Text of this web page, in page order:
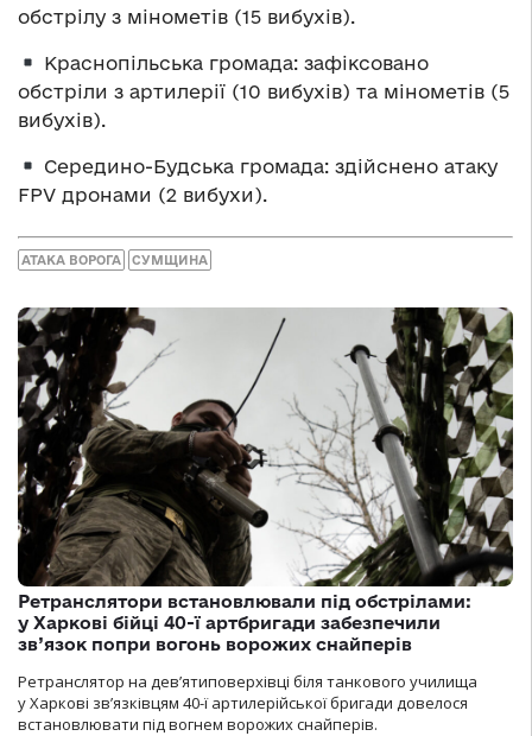
обстрілу з мінометів (15 вибухів).
Краснопільська громада: зафіксовано
обстріли з артилерії (10 вибухів) та мінометів (5
вибухів).
Середино-Будська громада: здійснено атаку
FPV дронами (2 вибухи).
АТАКА ВОРОГА СУМЩИНА
Ретранслятори встановлювали під обстрілами:
у Харкові бійці 40-ї артбригади забезпечили
зв’язок попри вогонь ворожих снайперів
Ретранслятор на дев’ятиповерхівці біля танкового училища
у Харкові зв’язківцям 40-ї артилерійської бригади довелося
встановлювати під вогнем ворожих снайперів.